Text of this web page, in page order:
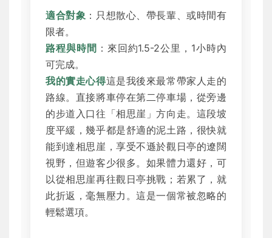
適合對象 ：只想散心、帶長輩、或時間有
限者。
路程與時間 ：來回約1.5-2公里，1小時內
可完成。
我的實走心得這是我後來最常帶家人走的
路線。直接將車停在第二停車場，從旁邊
的步道入口往「相思崖」方向走。這段坡
度平緩，幾乎都是舒適的泥土路，很快就
能到達相思崖，享受不遜於觀日亭的遼闊
視野，但遊客少很多。如果體力還好，可
以從相思崖再往觀日亭挑戰；若累了，就
此折返，毫無壓力。這是一個常被忽略的
輕鬆選項。